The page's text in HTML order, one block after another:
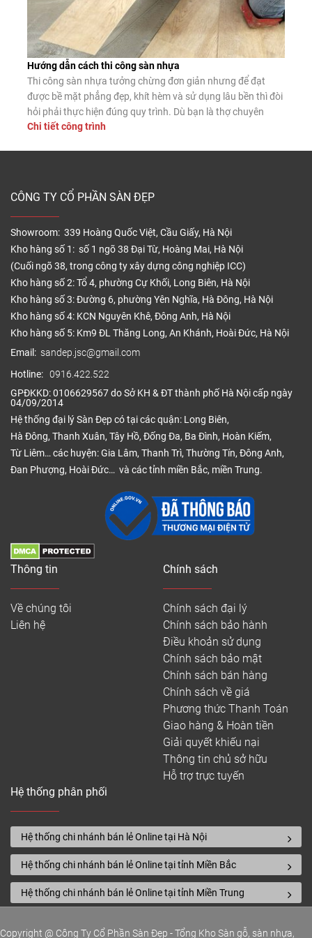
Hướng dẫn cách thi công sàn nhựa
Thi công sàn nhựa tưởng chừng đơn giản nhưng để đạt
được bề mặt phẳng đẹp, khít hèm và sử dụng lâu bền thì đòi
hỏi phải thực hiện đúng quy trình. Dù bạn là thợ chuyên
nghiệp hay tự lát tại nhà, nắm vững các bước lắp đặt chuẩn
Chi tiết công trình
CÔNG TY CỔ PHẦN SÀN ĐẸP
Showroom: 339 Hoàng Quốc Việt, Cầu Giấy, Hà Nội
Kho hàng số 1: số 1 ngõ 38 Đại Từ, Hoàng Mai, Hà Nội
(Cuối ngõ 38, trong công ty xây dựng công nghiệp ICC)
Kho hàng số 2: Tổ 4, phường Cự Khối, Long Biên, Hà Nội
Kho hàng số 3: Đường 6, phường Yên Nghĩa, Hà Đông, Hà Nội
Kho hàng số 4: KCN Nguyên Khê, Đông Anh, Hà Nội
Kho hàng số 5: Km9 ĐL Thăng Long, An Khánh, Hoài Đức, Hà Nội
Email: sandep.jsc@gmail.com
Hotline: 0916.422.522
GPĐKKD: 0106629567 do Sở KH & ĐT thành phố Hà Nội cấp ngày
04/09/2014
Hệ thống đại lý Sàn Đẹp có tại các quận: Long Biên,
Hà Đông, Thanh Xuân, Tây Hồ, Đống Đa, Ba Đình, Hoàn Kiếm,
Từ Liêm… các huyện: Gia Lâm, Thanh Trì, Thường Tín, Đông Anh,
Đan Phượng, Hoài Đức… và các tỉnh miền Bắc, miền Trung.
Thông tin
Về chúng tôi
Liên hệ
Chính sách
Chính sách đại lý
Chính sách bảo hành
Điều khoản sử dụng
Chính sách bảo mật
Chính sách bán hàng
Chính sách về giá
Phương thức Thanh Toán
Giao hàng & Hoàn tiền
Giải quyết khiếu nại
Thông tin chủ sở hữu
Hỗ trợ trực tuyến
Hệ thống phân phối
Hệ thống chi nhánh bán lẻ Online tại Hà Nội
Hệ thống chi nhánh bán lẻ Online tại tỉnh Miền Bắc
Hệ thống chi nhánh bán lẻ Online tại tỉnh Miền Trung
Copyright @ Công Ty Cổ Phần Sàn Đẹp - Tổng Kho Sàn gỗ, sàn nhựa,